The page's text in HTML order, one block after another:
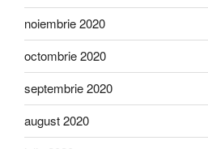
noiembrie 2020
octombrie 2020
septembrie 2020
august 2020